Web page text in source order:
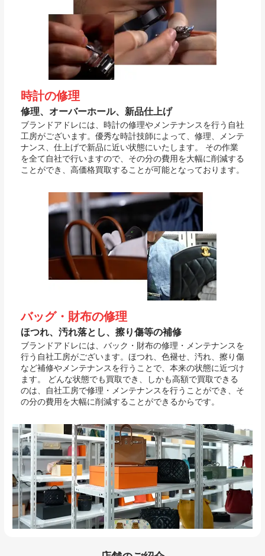
時計の修理
修理、オーバーホール、新品仕上げ
ブランドアドレには、時計の修理やメンテナンスを行う自社
工房がございます。優秀な時計技師によって、修理、メンテ
ナンス、仕上げで新品に近い状態にいたします。 その作業
を全て自社で行いますので、その分の費用を大幅に削減する
ことができ、高価格買取することが可能となっております。
バッグ・財布の修理
ほつれ、汚れ落とし、擦り傷等の補修
ブランドアドレには、バック・財布の修理・メンテナンスを
行う自社工房がございます。ほつれ、色褪せ、汚れ、擦り傷
など補修やメンテナンスを行うことで、本来の状態に近づけ
ます。 どんな状態でも買取でき、しかも高額で買取できる
のは、自社工房で修理・メンテナンスを行うことができ、そ
の分の費用を大幅に削減することができるからです。